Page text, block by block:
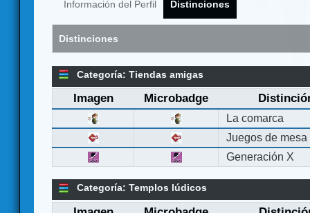
Información del Perfil Distinciones
Distinciones
Categoría: Tiendas amigas
Imagen Microbadge
La comarca
Juegos de mesa
Generación X
Categoría: Templos lúdicos